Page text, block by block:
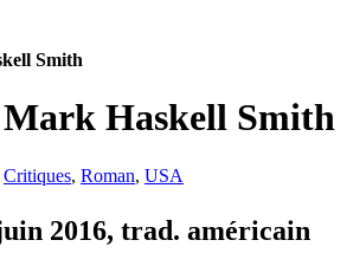
Smith
Mark Haskell Smith
Critiques, Roman, USA
2016, trad. américain